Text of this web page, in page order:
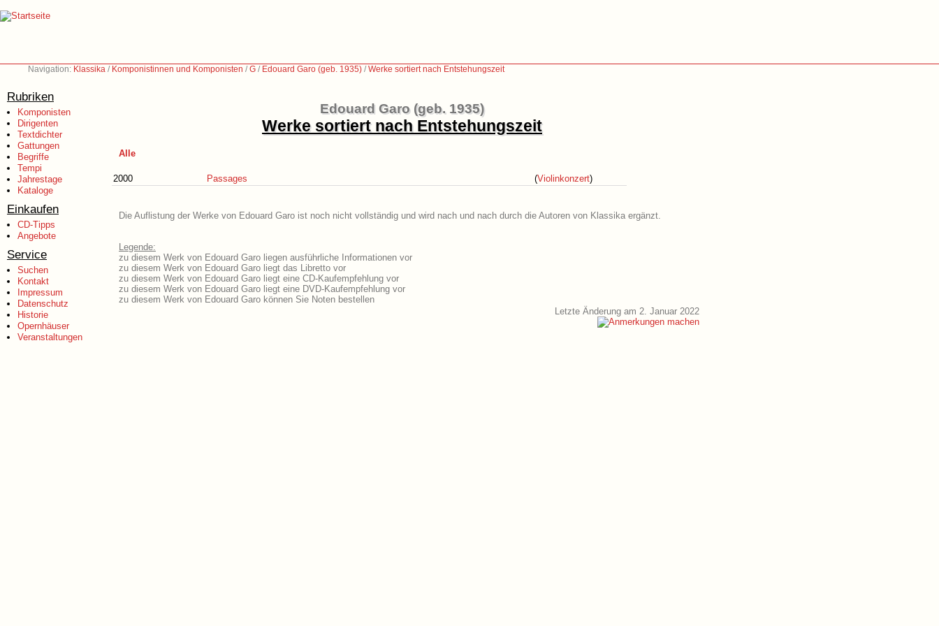
Navigation: Klassika / Komponistinnen und Komponisten /G / Edouard Garo (geb. 1935) /Werke sortiert nach Entstehungszeit
Rubriken
Komponisten
Dirigenten
Textdichter
Gattungen
Begriffe
Tempi
Jahrestage
Kataloge
Einkaufen
CD-Tipps
Angebote
Service
Suchen
Kontakt
Impressum
Datenschutz
Historie
Opernhäuser
Veranstaltungen
Edouard Garo (geb. 1935)
Werke sortiert nach Entstehungszeit
Alle
2000 Passages (Violinkonzert)
Die Auflistung der Werke von Edouard Garo ist noch nicht vollständig und wird nach und nach durch die Autoren von Klassika ergänzt.
Legende:
zu diesem Werk von Edouard Garo liegen ausführliche Informationen vor
zu diesem Werk von Edouard Garo liegt das Libretto vor
zu diesem Werk von Edouard Garo liegt eine CD-Kaufempfehlung vor
zu diesem Werk von Edouard Garo liegt eine DVD-Kaufempfehlung vor
zu diesem Werk von Edouard Garo können Sie Noten bestellen
Letzte Änderung am 2. Januar 2022